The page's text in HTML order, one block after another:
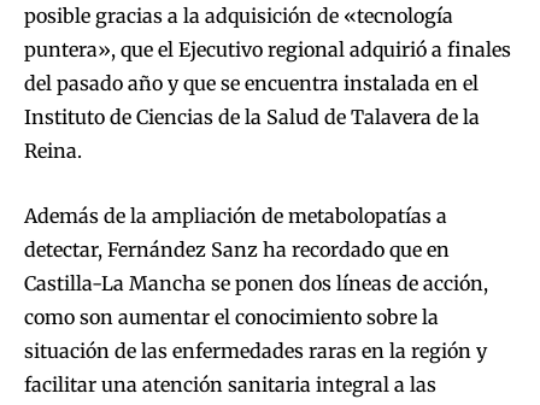
posible gracias a la adquisición de «tecnología
puntera», que el Ejecutivo regional adquirió a finales
del pasado año y que se encuentra instalada en el
Instituto de Ciencias de la Salud de Talavera de la
Reina.
Además de la ampliación de metabolopatías a
detectar, Fernández Sanz ha recordado que en
Castilla-La Mancha se ponen dos líneas de acción,
como son aumentar el conocimiento sobre la
situación de las enfermedades raras en la región y
facilitar una atención sanitaria integral a las